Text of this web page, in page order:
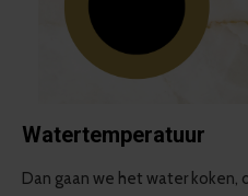
Watertemperatuur
Dan gaan we het water